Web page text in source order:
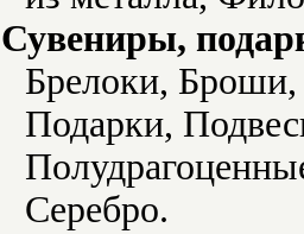
Сувениры,
Брелоки, Броши,
Подарки,
Серебро.